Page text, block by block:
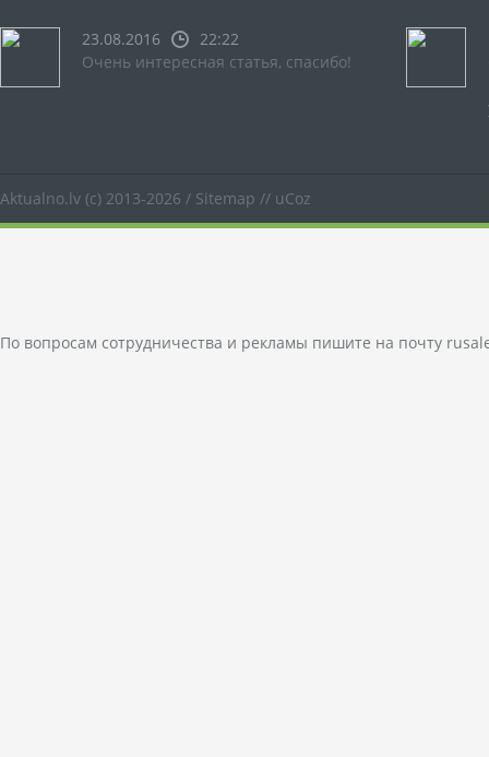
23.08.2016
22:22
Очень интересная статья, спасибо!
Aktualno.lv (c) 2013-2026 / Sitemap // uCoz
По вопросам сотрудничества и рекламы пишите на почту